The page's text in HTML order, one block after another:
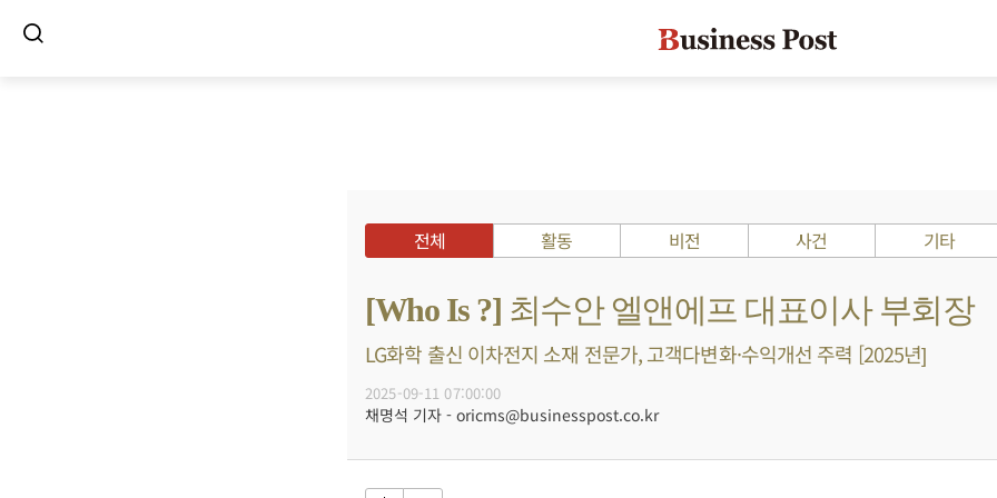
전체 활동 비전 사건 기타
[Who Is ?] 최수안 엘앤에프 대표이사 부회장
LG화학 출신 이차전지 소재 전문가, 고객다변화·수익개선 주력 [2025년]
2025-09-11 07:00:00
채명석 기자 - oricms@businesspost.co.kr